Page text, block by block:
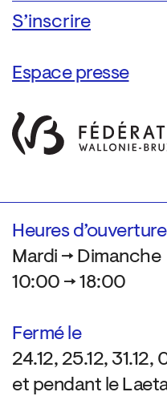
Espace presse
Heures d’ouverture
Mardi → Dimanche
10:00 → 18:00
Fermé le
24.12, 25.12, 31.12,
et pendant le